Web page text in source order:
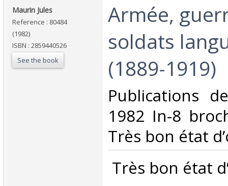
‎Maurin Jules‎
Reference : 80484
(1982)
ISBN : 2859440526
See the book
‎Armée,
soldats
(1889-1919)‎
‎Publications
1982 In-8
Très bon état
Très bon état